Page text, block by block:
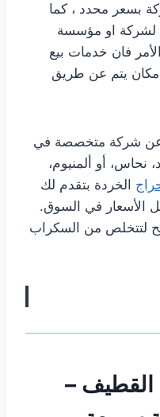
بسعر محدد ، كما
لشركة او مؤسسة
فان خدمات بيع
يتم عن طريق
عن شركة متخصصة في
نحاس، أو ألمنيوم،
الخردة بتقدم لك
الأسعار في السوق.
لتتخلص من السكراب
–